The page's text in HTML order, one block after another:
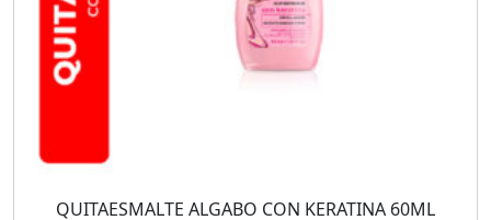
QUITAESMALTE ALGABO CON KERATINA 60ML